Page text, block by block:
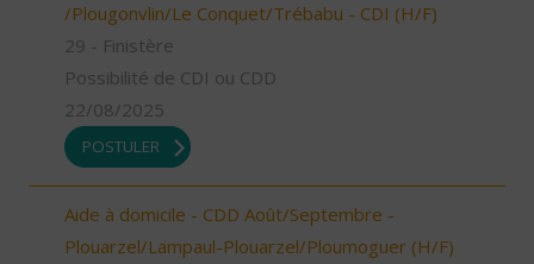
/Plougonvlin/Le Conquet/Trébabu - CDI (H/F)
29 - Finistère
Possibilité de CDI ou CDD
22/08/2025
POSTULER
Aide à domicile - CDD Août/Septembre -
Plouarzel/Lampaul-Plouarzel/Ploumoguer (H/F)